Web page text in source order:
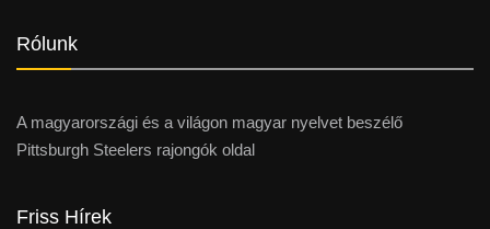
Rólunk
A magyarországi és a világon magyar nyelvet beszélő
Pittsburgh Steelers rajongók oldal
Friss Hírek